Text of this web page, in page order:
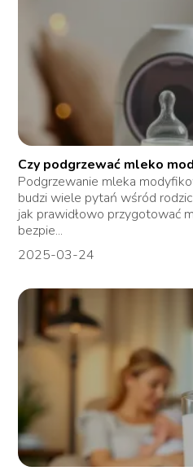
Czy podgrzewać mleko
Podgrzewanie mleka
budzi wiele pytań wśród
jak prawidłowo przygotować
bezpie...
2025-03-24